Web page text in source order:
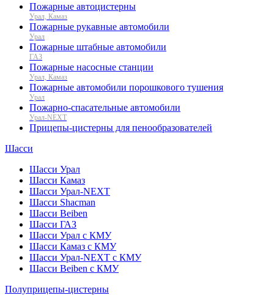
Пожарные автоцистерны
Урал, Камаз
Пожарные рукавные автомобили
Урал
Пожарные штабные автомобили
ГАЗ
Пожарные насосные станции
Урал, Камаз
Пожарные автомобили порошкового тушения
Урал
Пожарно-спасательные автомобили
Урал-NEXT
Прицепы-цистерны для пенообразователей
Шасси
Шасси Урал
Шасси Камаз
Шасси Урал-NEXT
Шасси Shacman
Шасси Beiben
Шасси ГАЗ
Шасси Урал с КМУ
Шасси Камаз с КМУ
Шасси Урал-NEXT с КМУ
Шасси Beiben с КМУ
Полуприцепы-цистерны